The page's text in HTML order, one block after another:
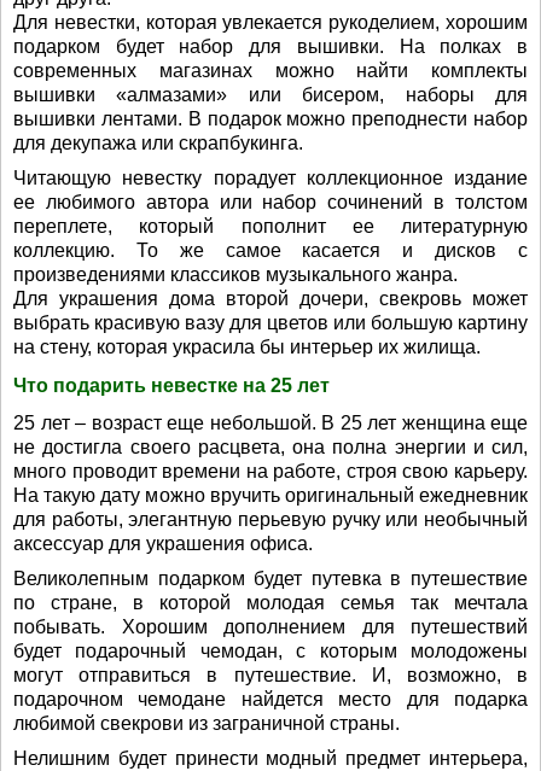
Для невестки, которая увлекается рукоделием, хорошим
подарком будет набор для вышивки. На полках в
современных магазинах можно найти комплекты
вышивки «алмазами» или бисером, наборы для
вышивки лентами. В подарок можно преподнести набор
для декупажа или скрапбукинга.
Читающую невестку порадует коллекционное издание
ее любимого автора или набор сочинений в толстом
переплете, который пополнит ее литературную
коллекцию. То же самое касается и дисков с
произведениями классиков музыкального жанра.
Для украшения дома второй дочери, свекровь может
выбрать красивую вазу для цветов или большую картину
на стену, которая украсила бы интерьер их жилища.
Что подарить невестке на 25 лет
25 лет – возраст еще небольшой. В 25 лет женщина еще
не достигла своего расцвета, она полна энергии и сил,
много проводит времени на работе, строя свою карьеру.
На такую дату можно вручить оригинальный ежедневник
для работы, элегантную перьевую ручку или необычный
аксессуар для украшения офиса.
Великолепным подарком будет путевка в путешествие
по стране, в которой молодая семья так мечтала
побывать. Хорошим дополнением для путешествий
будет подарочный чемодан, с которым молодожены
могут отправиться в путешествие. И, возможно, в
подарочном чемодане найдется место для подарка
любимой свекрови из заграничной страны.
Нелишним будет принести модный предмет интерьера,